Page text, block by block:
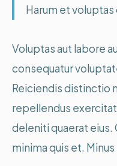
Harum et
Voluptas aut labore
consequatur
Reiciendis distinctio
repellendus
deleniti quaerat eius.
minima quis et.